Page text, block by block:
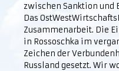
zwischen Sanktion und
Das
Zusammenarbeit. Die
in Rossoschka im
Zeichen der
Russland gesetzt. Wir